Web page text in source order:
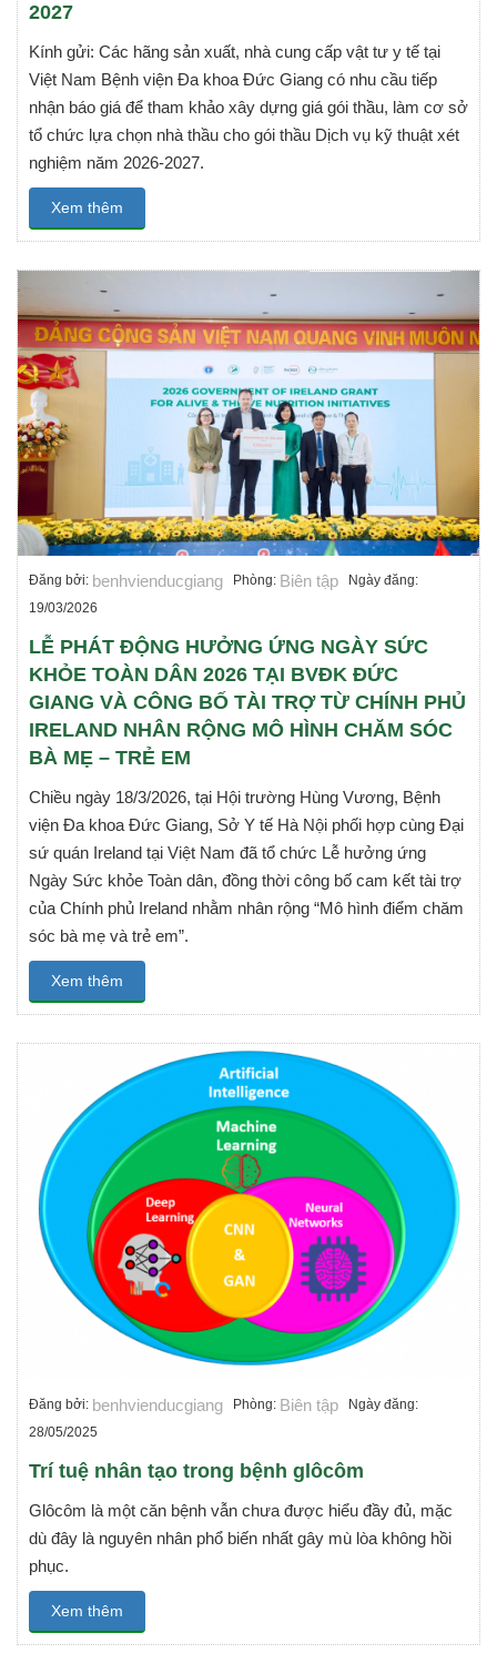
2027
Kính gửi: Các hãng sản xuất, nhà cung cấp vật tư y tế tại
Việt Nam Bệnh viện Đa khoa Đức Giang có nhu cầu tiếp
nhận báo giá để tham khảo xây dựng giá gói thầu, làm cơ sở
tổ chức lựa chọn nhà thầu cho gói thầu Dịch vụ kỹ thuật xét
nghiệm năm 2026-2027.
Xem thêm
Đăng bởi: benhvienducgiang Phòng: Biên tập Ngày đăng:
19/03/2026
LỄ PHÁT ĐỘNG HƯỞNG ỨNG NGÀY SỨC
KHỎE TOÀN DÂN 2026 TẠI BVĐK ĐỨC
GIANG VÀ CÔNG BỐ TÀI TRỢ TỪ CHÍNH PHỦ
IRELAND NHÂN RỘNG MÔ HÌNH CHĂM SÓC
BÀ MẸ – TRẺ EM
Chiều ngày 18/3/2026, tại Hội trường Hùng Vương, Bệnh
viện Đa khoa Đức Giang, Sở Y tế Hà Nội phối hợp cùng Đại
sứ quán Ireland tại Việt Nam đã tổ chức Lễ hưởng ứng
Ngày Sức khỏe Toàn dân, đồng thời công bố cam kết tài trợ
của Chính phủ Ireland nhằm nhân rộng “Mô hình điểm chăm
sóc bà mẹ và trẻ em”.
Xem thêm
Đăng bởi: benhvienducgiang Phòng: Biên tập Ngày đăng:
28/05/2025
Trí tuệ nhân tạo trong bệnh glôcôm
Glôcôm là một căn bệnh vẫn chưa được hiểu đầy đủ, mặc
dù đây là nguyên nhân phổ biến nhất gây mù lòa không hồi
phục.
Xem thêm